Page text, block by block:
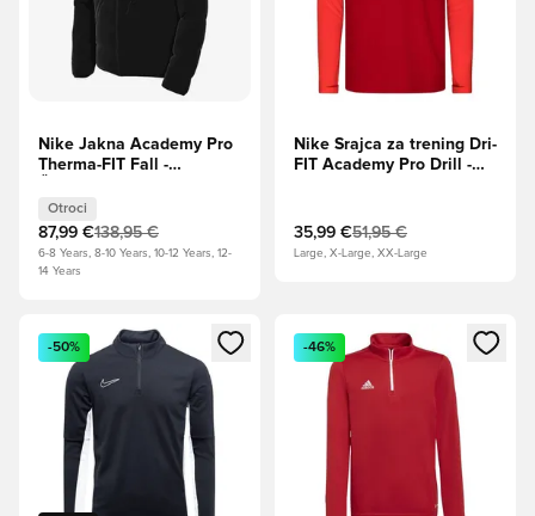
Nike Jakna Academy Pro
Therma-FIT Fall -
Otroci
87,99 €138,95 €
6-8 Years, 8-10 Years, 10-12 Years, 12-
14 Years
Nike Srajca za trening Dri-
FIT Academy Pro Drill -
škrlatna/Bela
35,99 €51,95 €
Large, X-Large, XX-Large
Odpre Modal za prijavo ali vpis kot član
-50%
Odpre Modal za prijavo ali
-46%